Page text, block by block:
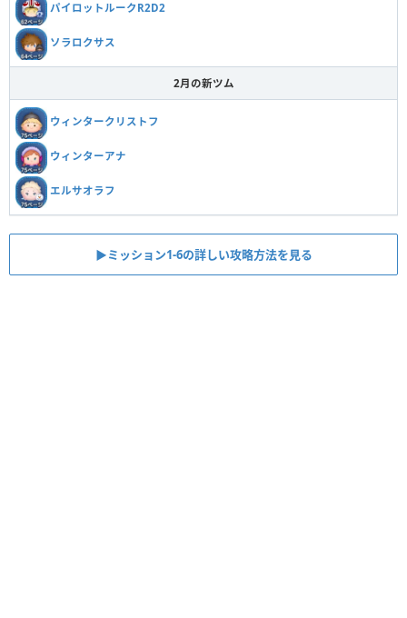
パイロットルークR2D2
ソラロクサス
2月の新ツム
ウィンタークリストフ
ウィンターアナ
エルサオラフ
▶︎ミッション1-6の詳しい攻略方法を見る